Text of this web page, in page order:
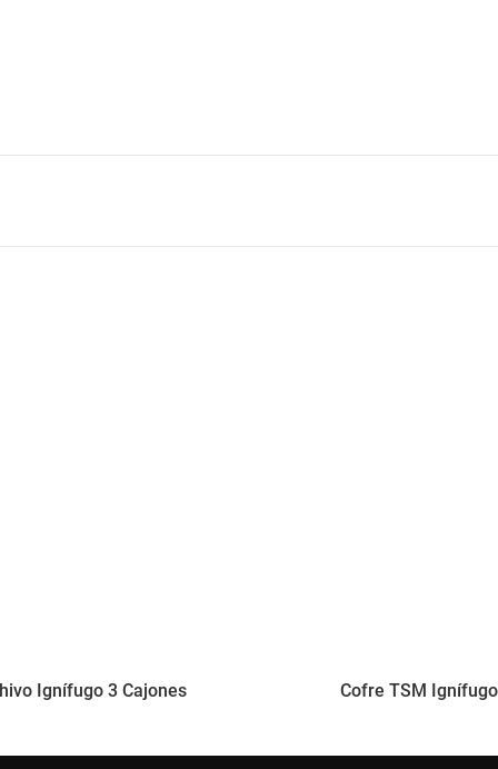
Ignífugo 3 Cajones Cofre TSM Ignífugo